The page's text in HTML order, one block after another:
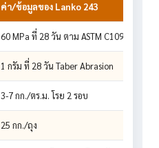
ค่า/ข้อมูลของ Lanko 243
60 MPa ที่ 28 วัน ตาม ASTM C109
1 กรัม ที่ 28 วัน Taber Abrasion
3-7 กก./ตร.ม. โรย 2 รอบ
25 กก./ถุง